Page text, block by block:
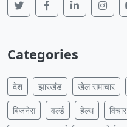
Categories
देश झारखंड खेल समाचार
बिजनेस वर्ल्ड हेल्थ विचार